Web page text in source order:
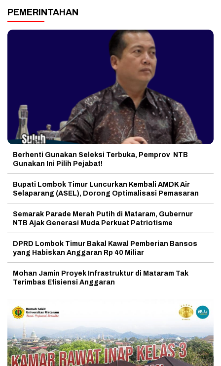
PEMERINTAHAN
Berhenti Gunakan Seleksi Terbuka, Pemprov NTB
Gunakan Ini Pilih Pejabat!
Bupati Lombok Timur Luncurkan Kembali AMDK Air
Selaparang (ASEL), Dorong Optimalisasi Pemasaran
Semarak Parade Merah Putih di Mataram, Gubernur
NTB Ajak Generasi Muda Perkuat Patriotisme
DPRD Lombok Timur Bakal Kawal Pemberian Bansos
yang Habiskan Anggaran Rp 40 Miliar
Mohan Jamin Proyek Infrastruktur di Mataram Tak
Terimbas Efisiensi Anggaran